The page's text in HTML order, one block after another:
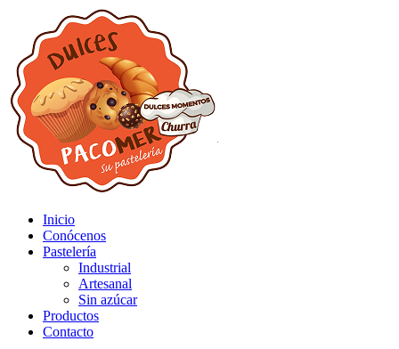
Inicio
Conócenos
Pastelería
Industrial
Artesanal
Sin azúcar
Productos
Contacto